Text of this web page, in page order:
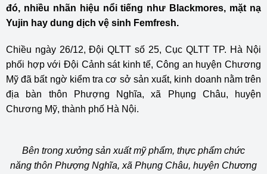
đó, nhiều nhãn hiệu nổi tiếng như Blackmores, mặt nạ
Yujin hay dung dịch vệ sinh Femfresh.
Chiều ngày 26/12, Đội QLTT số 25, Cục QLTT TP. Hà Nội
phối hợp với Đội Cảnh sát kinh tế, Công an huyện Chương
Mỹ đã bất ngờ kiểm tra cơ sở sản xuất, kinh doanh nằm trên
địa bàn thôn Phượng Nghĩa, xã Phụng Châu, huyện
Chương Mỹ, thành phố Hà Nội.
Bên trong xưởng sản xuất mỹ phẩm, thực phẩm chức
năng thôn Phượng Nghĩa, xã Phụng Châu, huyện Chương